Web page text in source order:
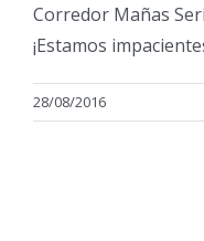
Corredor Mañas
¡Estamos
28/08/2016